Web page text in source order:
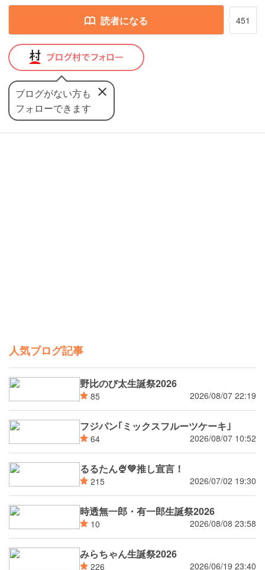
読者になる 451
ブログがない方も
フォローできます
人気ブログ記事
野比のび太生誕祭2026
85 2026/08/07 22:19
フジパン｢ミックスフルーツケーキ｣
64 2026/08/07 10:52
るるたん🍨‪💚推し宣言！
215 2026/07/02 19:30
時透無一郎・有一郎生誕祭2026
10 2026/08/08 23:58
みらちゃん生誕祭2026
226 2026/06/19 23:40